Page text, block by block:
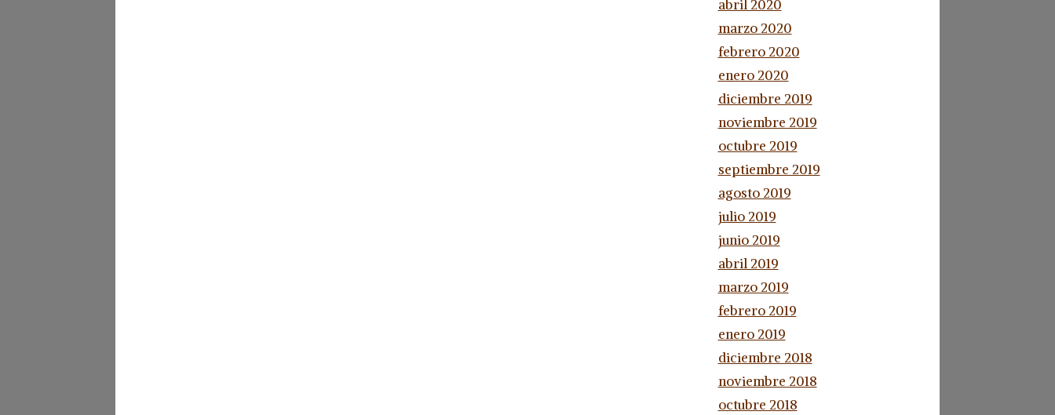
abril 2020
marzo 2020
febrero 2020
enero 2020
diciembre 2019
noviembre 2019
octubre 2019
septiembre 2019
agosto 2019
julio 2019
junio 2019
abril 2019
marzo 2019
febrero 2019
enero 2019
diciembre 2018
noviembre 2018
octubre 2018